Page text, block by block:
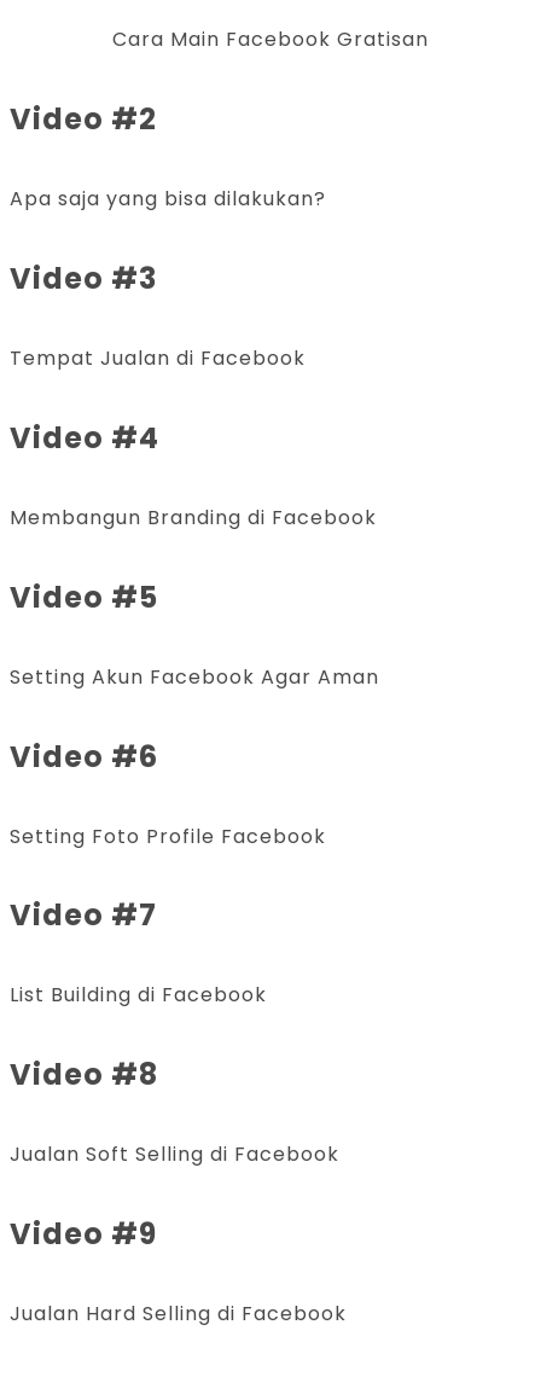
Cara Main Facebook Gratisan
Video #2
Apa saja yang bisa dilakukan?
Video #3
Tempat Jualan di Facebook
Video #4
Membangun Branding di Facebook
Video #5
Setting Akun Facebook Agar Aman
Video #6
Setting Foto Profile Facebook
Video #7
List Building di Facebook
Video #8
Jualan Soft Selling di Facebook
Video #9
Jualan Hard Selling di Facebook